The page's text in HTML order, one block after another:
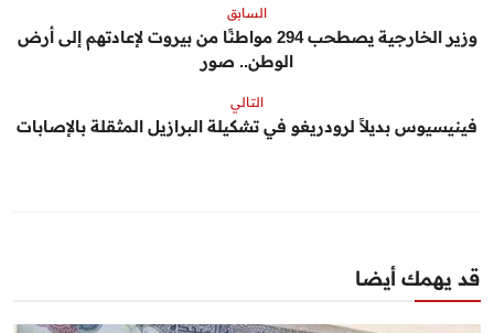
السابق
وزير الخارجية يصطحب 294 مواطنًا من بيروت لإعادتهم إلى أرض
الوطن.. صور
التالي
فينيسيوس بديلاً لرودريغو في تشكيلة البرازيل المثقلة بالإصابات
قد يهمك أيضا